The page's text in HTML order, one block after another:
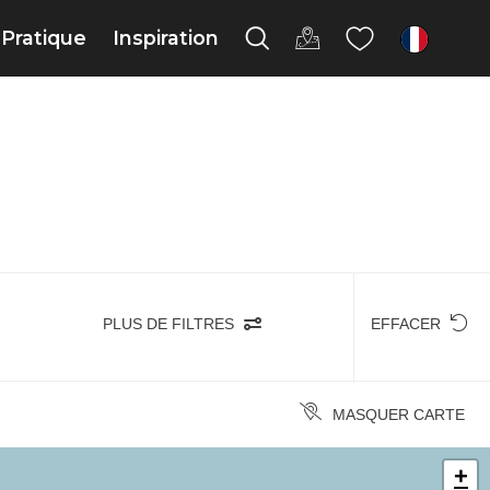
Pratique Inspiration fr
PLUS DE FILTRES EFFACER
MASQUER CARTE
+